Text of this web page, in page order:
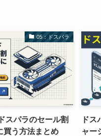
05：ドスパラ
スパラのセール割
買う方法まとめ
ド
ャー